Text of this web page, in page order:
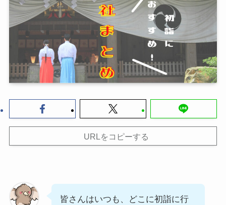
URLをコピーする
皆さんはいつも、どこに初詣に行